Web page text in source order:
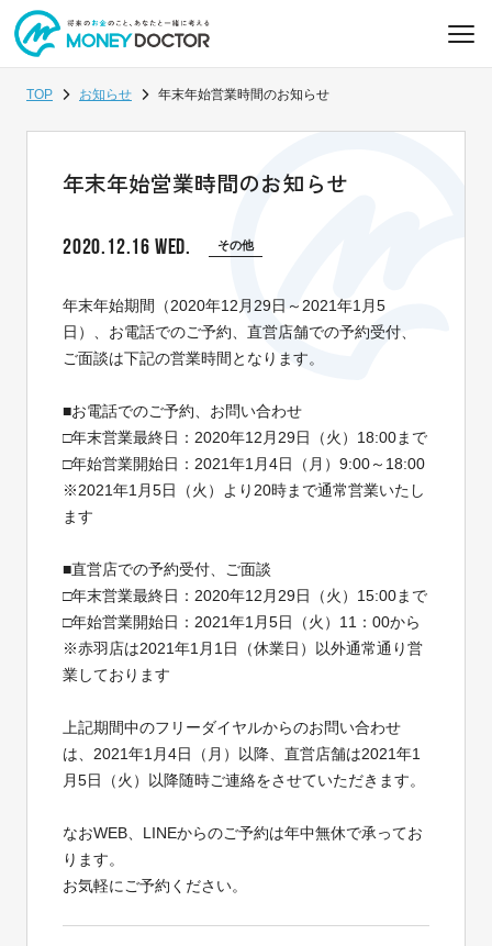
TOP お知らせ 年末年始営業時間のお知らせ
年末年始営業時間のお知らせ
2020.12.16 WED. その他
年末年始期間（2020年12月29日～2021年1月5
日）、お電話でのご予約、直営店舗での予約受付、
ご面談は下記の営業時間となります。
■お電話でのご予約、お問い合わせ
□年末営業最終日：2020年12月29日（火）18:00まで
□年始営業開始日：2021年1月4日（月）9:00～18:00
※2021年1月5日（火）より20時まで通常営業いたし
ます
■直営店での予約受付、ご面談
□年末営業最終日：2020年12月29日（火）15:00まで
□年始営業開始日：2021年1月5日（火）11：00から
※赤羽店は2021年1月1日（休業日）以外通常通り営
業しております
上記期間中のフリーダイヤルからのお問い合わせ
は、2021年1月4日（月）以降、直営店舗は2021年1
月5日（火）以降随時ご連絡をさせていただきます。
なおWEB、LINEからのご予約は年中無休で承ってお
ります。
お気軽にご予約ください。